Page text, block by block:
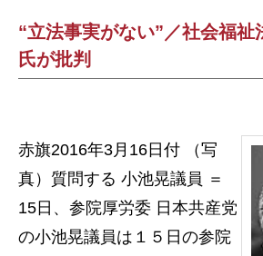
“立法事実がない”／社会福
氏が批判
赤旗2016年3月16日付 （写
真）質問する 小池晃議員 ＝
15日、参院厚労委 日本共産党
の小池晃議員は１５日の参院